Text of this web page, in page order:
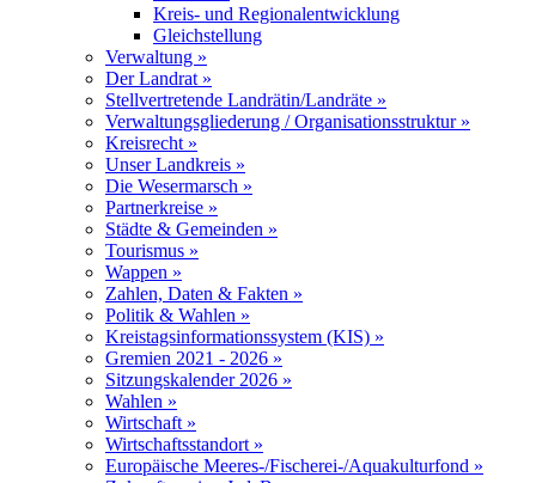
Kreis- und Regionalentwicklung
Gleichstellung
Verwaltung »
Der Landrat »
Stellvertretende Landrätin/Landräte »
Verwaltungsgliederung / Organisationsstruktur »
Kreisrecht »
Unser Landkreis »
Die Wesermarsch »
Partnerkreise »
Städte & Gemeinden »
Tourismus »
Wappen »
Zahlen, Daten & Fakten »
Politik & Wahlen »
Kreistagsinformationssystem (KIS) »
Gremien 2021 - 2026 »
Sitzungskalender 2026 »
Wahlen »
Wirtschaft »
Wirtschaftsstandort »
Europäische Meeres-/Fischerei-/Aquakulturfond »